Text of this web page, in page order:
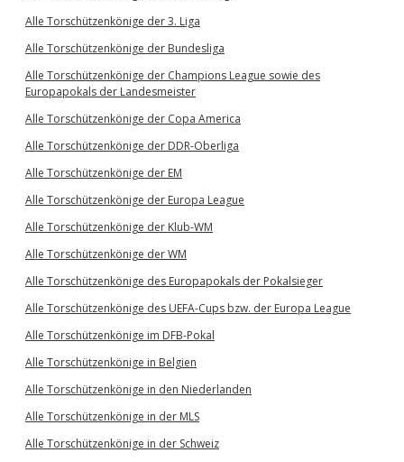
Alle Torschützenkönige der 3. Liga
Alle Torschützenkönige der Bundesliga
Alle Torschützenkönige der Champions League sowie des
Europapokals der Landesmeister
Alle Torschützenkönige der Copa America
Alle Torschützenkönige der DDR-Oberliga
Alle Torschützenkönige der EM
Alle Torschützenkönige der Europa League
Alle Torschützenkönige der Klub-WM
Alle Torschützenkönige der WM
Alle Torschützenkönige des Europapokals der Pokalsieger
Alle Torschützenkönige des UEFA-Cups bzw. der Europa League
Alle Torschützenkönige im DFB-Pokal
Alle Torschützenkönige in Belgien
Alle Torschützenkönige in den Niederlanden
Alle Torschützenkönige in der MLS
Alle Torschützenkönige in der Schweiz